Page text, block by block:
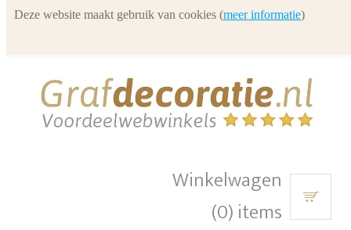
Winkelwagen
(0) items
Deze website maakt gebruik van cookies (meer informatie)